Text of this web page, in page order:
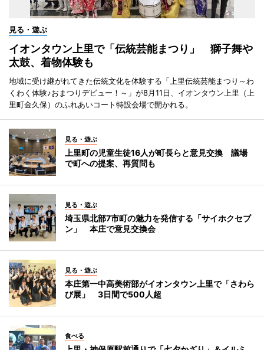
見る・遊ぶ
イオンタウン上里で「伝統芸能まつり」 獅子舞や
太鼓、着物体験も
地域に受け継がれてきた伝統文化を体験する「上里伝統芸能まつり～わ
くわく体験♪おまつりデビュー！～」が8月11日、イオンタウン上里（上
里町金久保）のふれあいコート特設会場で開かれる。
見る・遊ぶ
上里町の児童生徒16人が町長らと意見交換 議場
で町への提案、再質問も
見る・遊ぶ
埼玉県北部7市町の魅力を発信する「サイホクセブ
ン」 本庄で意見交換会
見る・遊ぶ
本庄第一中高美術部がイオンタウン上里で「さわら
び展」 3日間で500人超
食べる